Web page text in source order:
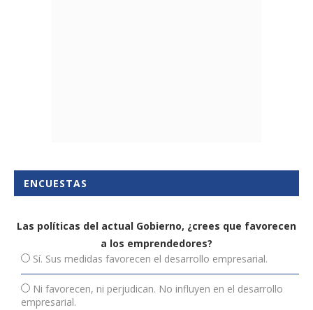
ENCUESTAS
Las políticas del actual Gobierno, ¿crees que favorecen
a los emprendedores?
Sí. Sus medidas favorecen el desarrollo empresarial.
Ni favorecen, ni perjudican. No influyen en el desarrollo
empresarial.